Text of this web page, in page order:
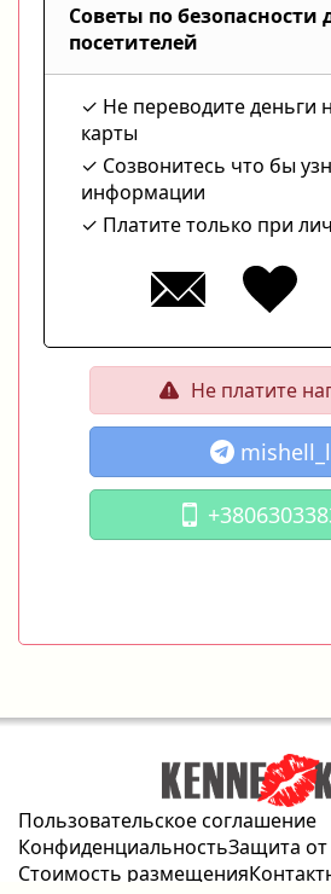
Советы по безопасности
посетителей
Не переводите деньги
карты
Созвонитесь что бы
информации
Платите только при
Не платите
mishell_l
Пользовательское соглашение
КонфиденциальностьЗащита
Стоимость размещения